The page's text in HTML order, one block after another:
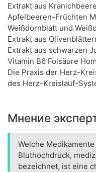
Extrakt aus
Apfelbeeren-Früchten
Weißdornblatt und
Extrakt aus
Extrakt aus schwarzen
Vitamin B6 Folsäure
Die Praxis der Herz-
des Herz-Kreislauf-
Мнение
Welche
Bluthochdruck,
bezeichnet, ist eine